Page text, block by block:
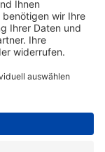
genau
anderem Tinte
– großer sowie
Fachhandel für
den Alltag mit
finden Sie